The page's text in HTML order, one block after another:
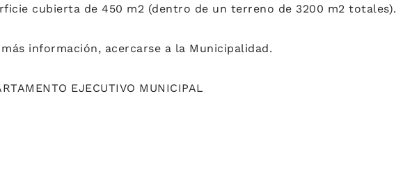
cubierta de 450 m2 (dentro de un terreno de 3200 m2 totales).
más información, acercarse a la Municipalidad.
EJECUTIVO MUNICIPAL